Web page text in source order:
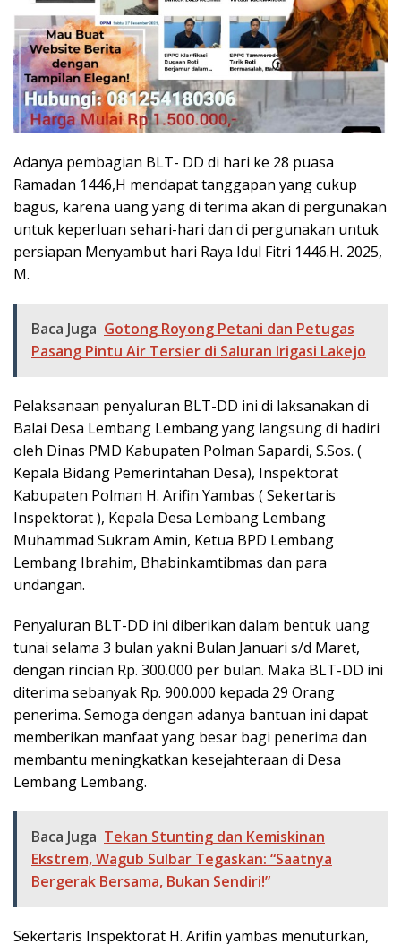
Adanya pembagian BLT- DD di hari ke 28 puasa
Ramadan 1446,H mendapat tanggapan yang cukup
bagus, karena uang yang di terima akan di pergunakan
untuk keperluan sehari-hari dan di pergunakan untuk
persiapan Menyambut hari Raya Idul Fitri 1446.H. 2025,
M.
Baca Juga Gotong Royong Petani dan Petugas
Pasang Pintu Air Tersier di Saluran Irigasi Lakejo
Pelaksanaan penyaluran BLT-DD ini di laksanakan di
Balai Desa Lembang Lembang yang langsung di hadiri
oleh Dinas PMD Kabupaten Polman Sapardi, S.Sos. (
Kepala Bidang Pemerintahan Desa), Inspektorat
Kabupaten Polman H. Arifin Yambas ( Sekertaris
Inspektorat ), Kepala Desa Lembang Lembang
Muhammad Sukram Amin, Ketua BPD Lembang
Lembang Ibrahim, Bhabinkamtibmas dan para
undangan.
Penyaluran BLT-DD ini diberikan dalam bentuk uang
tunai selama 3 bulan yakni Bulan Januari s/d Maret,
dengan rincian Rp. 300.000 per bulan. Maka BLT-DD ini
diterima sebanyak Rp. 900.000 kepada 29 Orang
penerima. Semoga dengan adanya bantuan ini dapat
memberikan manfaat yang besar bagi penerima dan
membantu meningkatkan kesejahteraan di Desa
Lembang Lembang.
Baca Juga Tekan Stunting dan Kemiskinan
Ekstrem, Wagub Sulbar Tegaskan: “Saatnya
Bergerak Bersama, Bukan Sendiri!”
Sekertaris Inspektorat H. Arifin yambas menuturkan,